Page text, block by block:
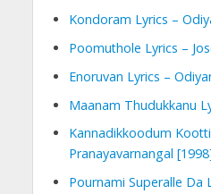
Kondoram Lyrics –
Poomuthole Lyrics –
Enoruvan Lyrics –
Maanam Thudukkanu
Kannadikkoodum
Pranayavarnangal
Pournami Superalle Da